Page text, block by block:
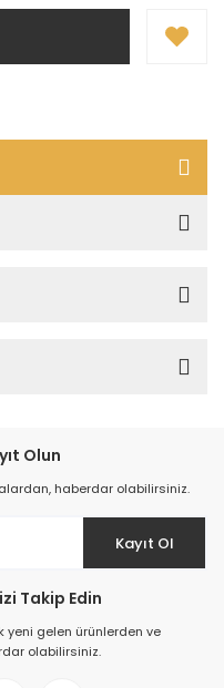
Olun
haberdar olabilirsiniz.
Kayıt Ol
Takip Edin
gelen ürünlerden ve
olabilirsiniz.